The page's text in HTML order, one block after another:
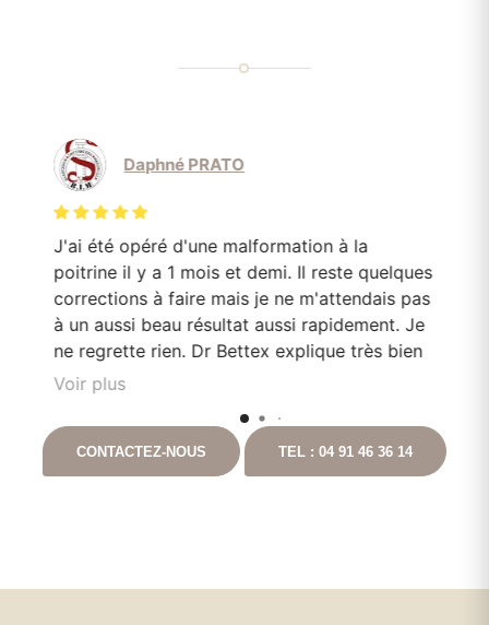
Daphné PRATO
J'ai été opéré d'une malformation à la
poitrine il y a 1 mois et demi. Il reste quelques
corrections à faire mais je ne m'attendais pas
à un aussi beau résultat aussi rapidement. Je
ne regrette rien. Dr Bettex explique très bien
son rôle dans. la. prise en soin et est très à
en cas que questionnement. Ayant pour
projet de continuer les chirurgies correctrices
avec lui suite à un gros amaigrissement, je ne
Voir plus
CONTACTEZ-NOUS TEL : 04 91 46 36 14